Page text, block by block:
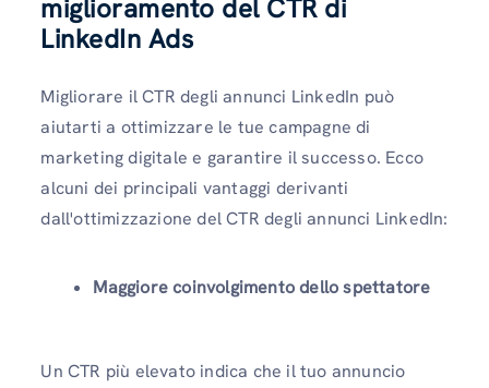
miglioramento del CTR di
LinkedIn Ads
Migliorare il CTR degli annunci LinkedIn può
aiutarti a ottimizzare le tue campagne di
marketing digitale e garantire il successo. Ecco
alcuni dei principali vantaggi derivanti
dall'ottimizzazione del CTR degli annunci LinkedIn:
Maggiore coinvolgimento dello spettatore
Un CTR più elevato indica che il tuo annuncio